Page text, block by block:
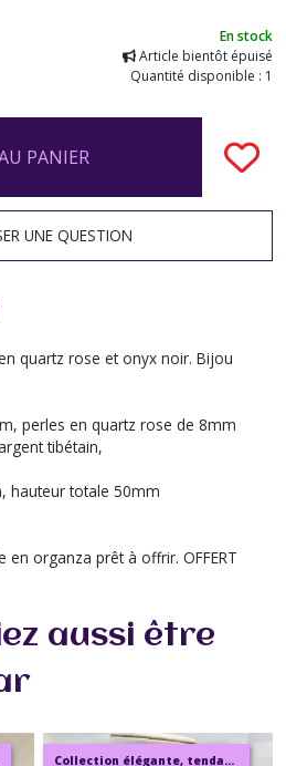
En stock
Article bientôt épuisé
Quantité disponible : 1
PANIER
UNE QUESTION
quartz rose et onyx noir. Bijou
perles en quartz rose de 8mm
tibétain,
hauteur totale 50mm
organza prêt à offrir. OFFERT
aussi être
Collection élégante, tendance, moderne, de bijoux en ambre, pierre, perles.